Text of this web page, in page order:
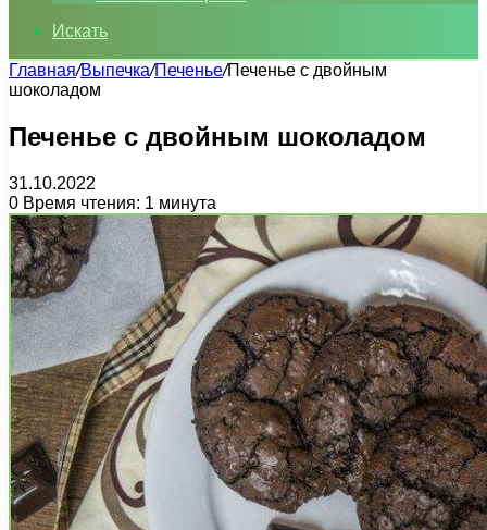
Искать
Главная/Выпечка/Печенье/Печенье с двойным
шоколадом
Печенье с двойным шоколадом
31.10.2022
0 Время чтения: 1 минута